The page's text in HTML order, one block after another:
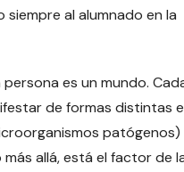
siempre al alumnado en la
es un mundo.
de formas distintas
patógenos)
allá, está el factor de